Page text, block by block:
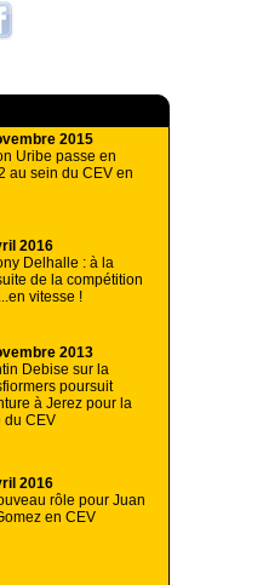
2015
Uribe passe en
au sein du CEV en
2016
Delhalle : à la
de la compétition
vitesse !
2013
Debise sur la
poursuit
à Jerez pour la
du CEV
2016
rôle pour Juan
en CEV